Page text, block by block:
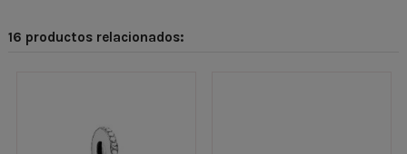
16 productos relacionados: